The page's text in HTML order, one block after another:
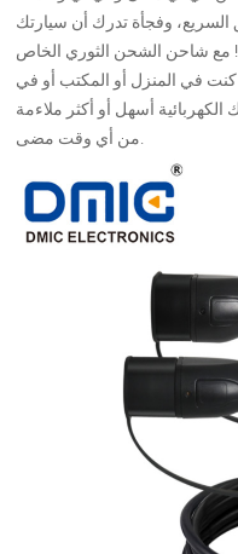
وفجأة تدرك أن سيارتك
مع شاحن الشحن الثوري الخاص
كنت في المنزل أو المكتب أو في
أسهل أو أكثر ملاءمة
من أي وقت مضى.